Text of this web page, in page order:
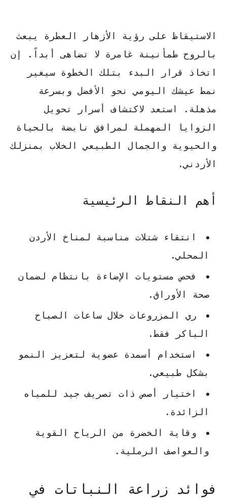
الاستيقاظ على رؤية الأزهار العطرة يبعث
بالروح طمأنينة غامرة لا تضاهى أبداً. إن
اتخاذ قرار البدء بتلك الخطوة سيغير
نمط عيشك اليومي نحو الأفضل وبسرعة
مذهلة. استعد لاكتشاف أسرار تحويل
الزوايا المهملة لمرافق نابضة بالحياة
والحيوية والجمال الطبيعي الخلاب بمنزلك
الأردني.
أهم النقاط الرئيسية
انتقاء شتلات مناسبة لمناخ الأردن
المحلي.
فحص مستويات الإضاءة بانتظام لضمان
صحة الأوراق.
ري المزروعات خلال ساعات الصباح
الباكر فقط.
استخدام أسمدة عضوية لتعزيز النمو
بشكل طبيعي.
اختيار أصص ذات تصريف جيد للمياه
الزائدة.
وقاية الخضرة من الرياح القوية
والعواصف الرملية.
فوائد زراعة النباتات في